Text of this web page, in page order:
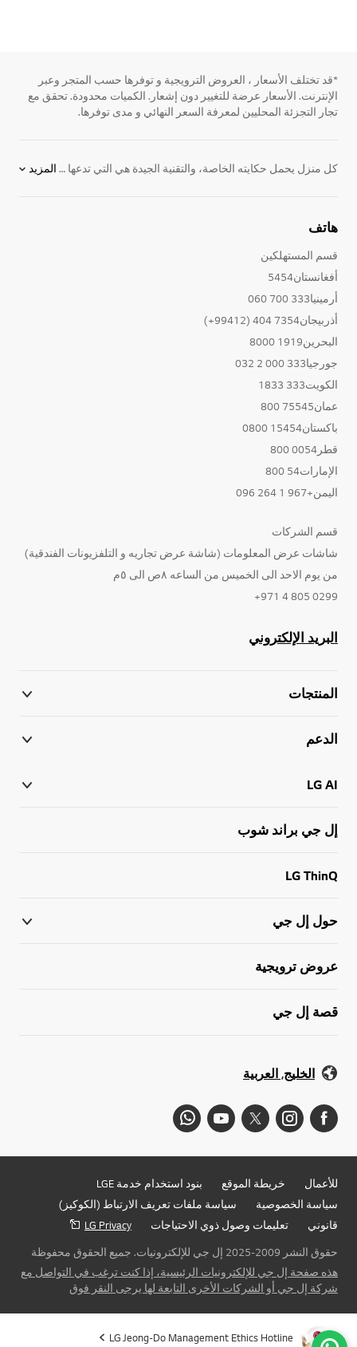
*قد تختلف الأسعار ، العروض الترويجية و توفرها حسب المتجر وعبر
الإنترنت. الأسعار عرضة للتغيير دون إشعار. الكميات محدودة. تحقق مع
تجار التجزئة المحليين لمعرفة السعر النهائي و مدى توفرها.
كل منزل يحمل حكايته الخاصة، والتقنية الجيدة هي التي تدعها تتشكل بشكل طبيعي دون أن تفرض نفسها. تُحيي المزيد
هاتف
قسم المستهلكين
أفغانستان5454
أرمينيا333 700 060
أذربيجان7354 404 (99412+)
البحرين1919 8000
جورجيا333 000 2 032
الكويت333 1833
عمان75545 800
باكستان15454 0800
قطر0054 800
الإمارات54 800
اليمن+967 1 264 096
قسم الشركات
شاشات عرض المعلومات (شاشة عرض تجاريه و التلفزيونات الفندقية)
من يوم الاحد الى الخميس من الساعه ٨ص الى ٥م
0299 805 4 971+
البريد الإلكتروني
المنتجات
الدعم
LG AI
إل جي براند شوب
LG ThinQ
حول إل جي
عروض ترويجية
قصة إل جي
الخليج, العربية
للأعمال خريطة الموقع
بنود استخدام خدمة LGE
سياسة الخصوصية
سياسة ملفات تعريف الارتباط (الكوكيز)
قانوني
تعليمات وصول ذوي الاحتياجات
LG Privacy
حقوق النشر 2009-2025 إل جي للإلكترونيات. جميع الحقوق محفوظة
هذه صفحة إل جي للإلكترونيات الرئيسية، إذا كنت ترغب في التواصل مع
شركة إل جي أو الشركات الأخرى التابعة لها يرجى النقر فوق
LG Jeong-Do Management Ethics Hotline